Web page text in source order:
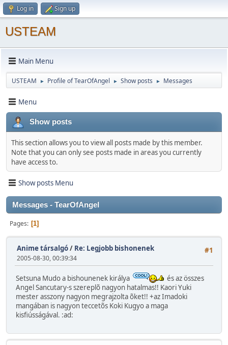
Log in Sign up
USTEAM
Main Menu
USTEAM ► Profile of TearOfAngel ► Show posts ► Messages
Menu
Show posts
This section allows you to view all posts made by this member.
Note that you can only see posts made in areas you currently
have access to.
Show posts Menu
Messages - TearOfAngel
Pages 1
#1
Anime társalgó/ Re: Legjobb bishonenek
2005-08-30, 00:39:34
Setsuna Mudo a bishounenek királya
és az összes
Angel Sancutary-s szereplõ nagyon hatalmas!! Kaori Yuki
mester asszony nagyon megrajzolta õket!! +az Imadoki
mangában is nagyon teccetõs Koki Kugyo a maga
kisfiússágával. :ad: